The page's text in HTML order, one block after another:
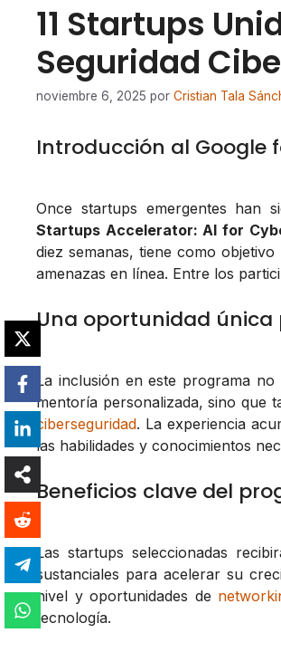
11 Startups
Seguridad
noviembre 6, 2025 por Cristian Tala
Introducción al Google
Once startups emergentes han
Startups Accelerator: AI for
diez semanas, tiene como
amenazas en línea. Entre los
Una oportunidad
La inclusión en este programa
mentoría personalizada, sino que
ciberseguridad. La experiencia
las habilidades y conocimientos
Beneficios clave del
Las startups seleccionadas
sustanciales para acelerar su
nivel y oportunidades de
tecnología.